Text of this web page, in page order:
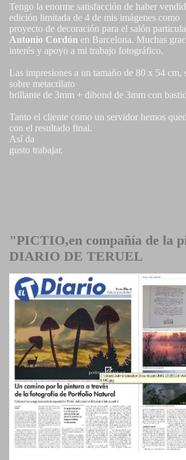
Tengo la enorme satisfacción de haber
edición limitada de 4 de mis imágenes como
proyecto de decoración para el salón
Antonio Cordón en Barcelona. Muchas
interés y apoyo a mi trabajo fotográfico.
Las impresiones a un tamaño de 80 x 54 cm,
sobre metacrilato
brillante de 3mm + dibond de 3mm con
Tanto el cliente como un servidor hemos
con el resultado final.
Así da
gusto trabajar.
"PICTIO,en compañía de la
DIARIO DE TERUEL